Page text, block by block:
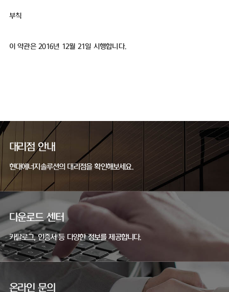
부칙
이 약관은 2016년 12월 21일 시행합니다.
대리점 안내
현대에너지솔루션의 대리점을 확인해보세요.
다운로드 센터
카탈로그, 인증서 등 다양한 정보를 제공합니다.
온라인 문의